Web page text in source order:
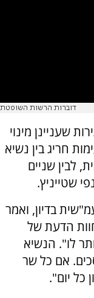
דוברות הרשות השופטת
שעניינן מינוי
חריג בין נשיא
לבין שניים
שטייניץ.
בדיון, ואמר
הדעת של
לו". הנשיא
אם כל שר
כל יום".